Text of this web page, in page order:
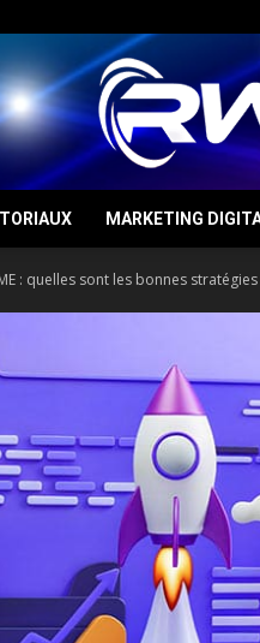
MARKETING
: quelles sont les bonnes stratégies